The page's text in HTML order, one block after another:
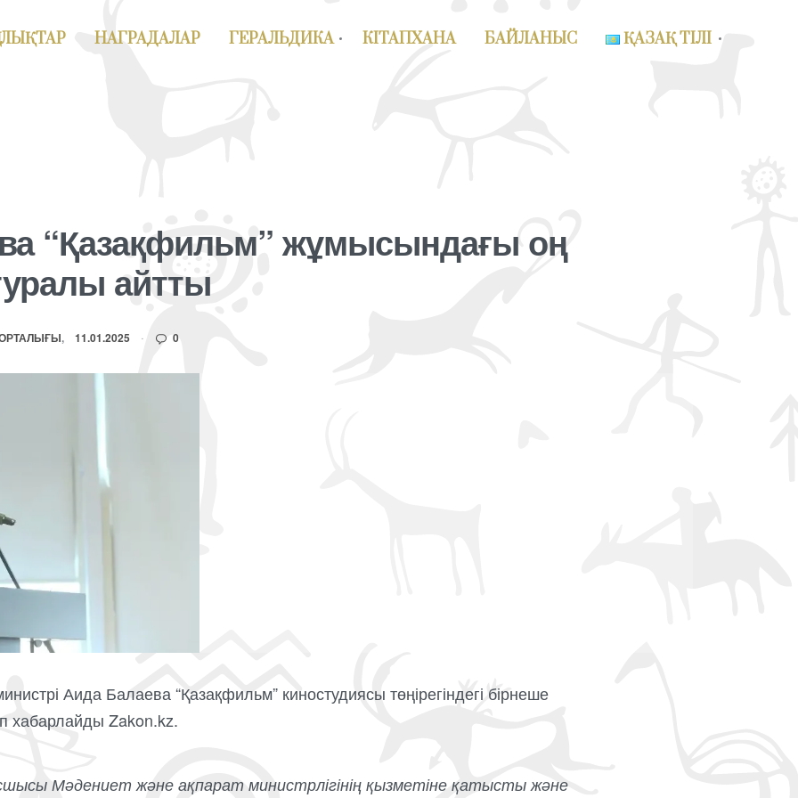
НАГРАДАЛАР ГЕРАЛЬДИКА КІТАПХАНА БАЙЛАНЫС ҚАЗАҚ ТІЛІ
“Қазақфильм” жұмысындағы оң
айтты
11.01.2025 0
Аида Балаева “Қазақфильм” киностудиясы төңірегіндегі бірнеше
хабарлайды Zakon.kz.
Мәдениет және ақпарат министрлігінің қызметіне қатысты және